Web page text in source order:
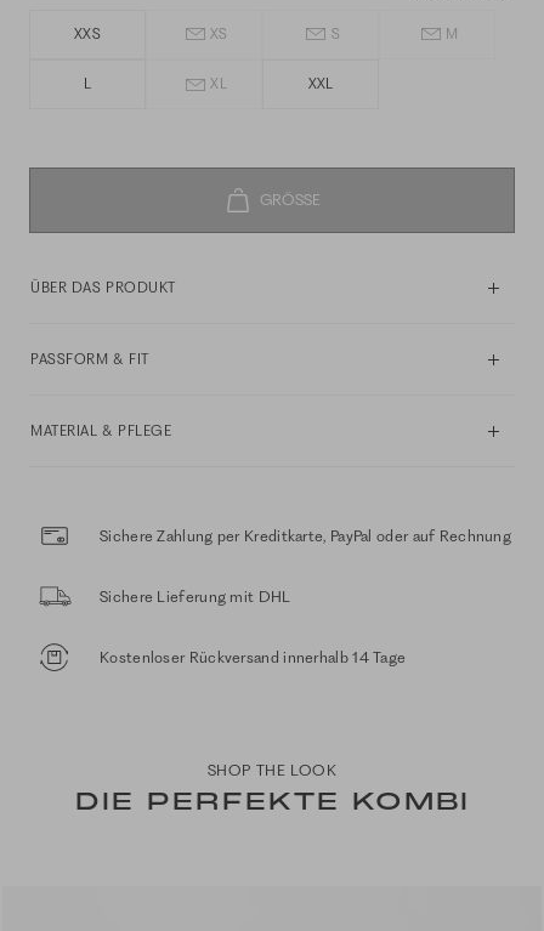
XXS XS S M
L XL XXL
ÜBER DAS PRODUKT
PASSFORM & FIT
MATERIAL & PFLEGE
Sichere Zahlung per Kreditkarte, PayPal oder auf Rechnung
Sichere Lieferung mit DHL
Kostenloser Rückversand innerhalb 14 Tage
SHOP THE LOOK
DIE PERFEKTE KOMBI